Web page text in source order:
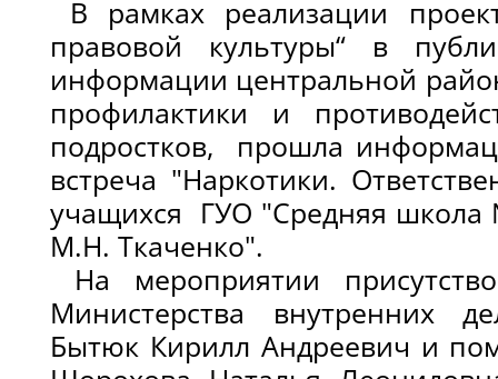
В рамках реализации
правовой культуры“ в
информации центральной
профилактики и
подростков, прошла
встреча "Наркотики.
учащихся ГУО "Средняя
М.Н. Ткаченко".
На мероприятии
Министерства внутренних
Бытюк Кирилл Андреевич и